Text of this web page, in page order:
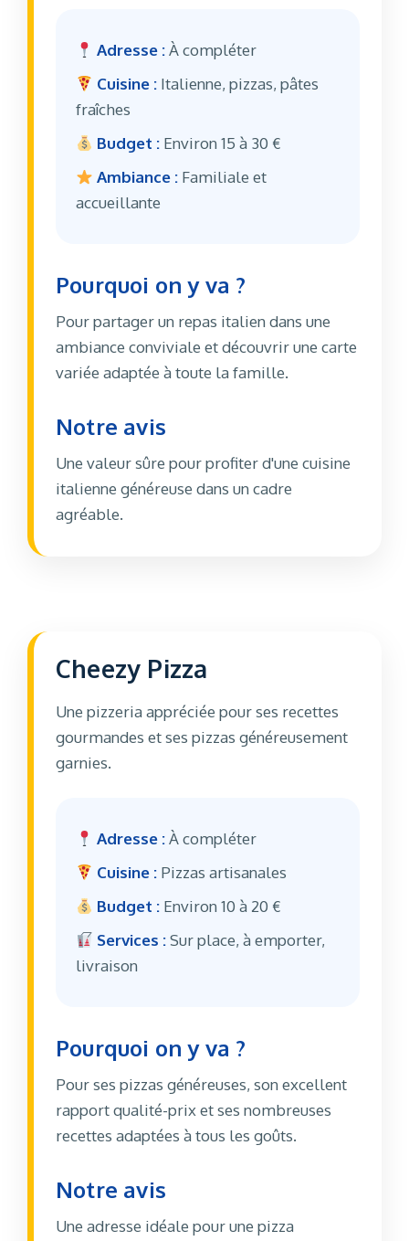
Adresse :À compléter
Cuisine : Italienne, pizzas, pâtes
fraîches
Budget : Environ 15 à 30 €
Ambiance : Familiale et
accueillante
Pourquoi on y va ?
Pour partager un repas italien dans une
ambiance conviviale et découvrir une carte
variée adaptée à toute la famille.
Notre avis
Une valeur sûre pour profiter d'une cuisine
italienne généreuse dans un cadre
agréable.
Cheezy Pizza
Une pizzeria appréciée pour ses recettes
gourmandes et ses pizzas généreusement
garnies.
Adresse :À compléter
Cuisine : Pizzas artisanales
Budget : Environ 10 à 20 €
Services :Sur place, à emporter,
livraison
Pourquoi on y va ?
Pour ses pizzas généreuses, son excellent
rapport qualité-prix et ses nombreuses
recettes adaptées à tous les goûts.
Notre avis
Une adresse idéale pour une pizza